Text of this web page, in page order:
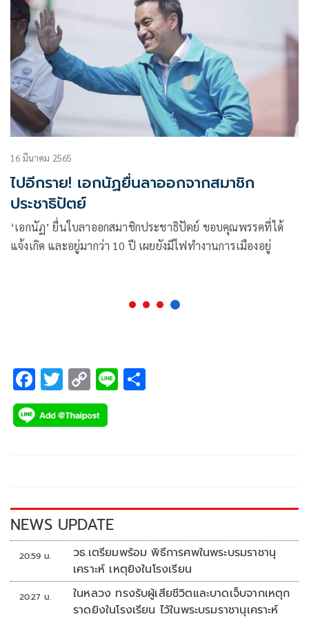
16 มีนาคม 2565
ไปอีกราย! เอกนัฏยื่นลาออกจากสมาชิก
ประชาธิปัตย์
‘เอกนัฏ’ ยื่นใบลาออกสมาชิกประชาธิปัตย์ ขอบคุณพรรคที่ได้
แจ้งเกิด และอยู่มากว่า 10 ปี เผยยังมีไฟทำงานการเมืองอยู่
F
ac
e
k
T
wi
tt
C
o
p
k
Li
NEWS UPDATE
20:59 น.
วธ.เตรียมพร้อม พิธีการศพในพระบรมราชานุ
เคราะห์ เหตุยิงในโรงเรียน
20:27 น.
ในหลวง ทรงรับผู้เสียชีวิตและบาดเจ็บจากเหตุก
ราดยิงในโรงเรียน ไว้ในพระบรมราชานุเคราะห์